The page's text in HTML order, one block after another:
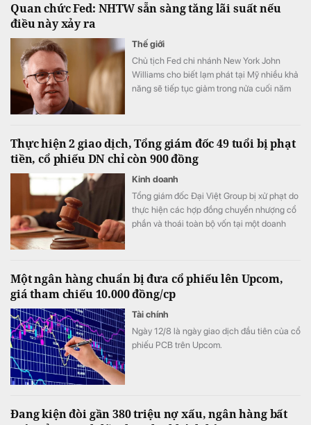
Quan chức Fed: NHTW sẵn sàng tăng lãi suất nếu
điều này xảy ra
Thế giới
Chủ tịch Fed chi nhánh New York John
Williams cho biết lạm phát tại Mỹ nhiều khả
năng sẽ tiếp tục giảm trong nửa cuối năm
Thực hiện 2 giao dịch, Tổng giám đốc 49 tuổi bị phạt
tiền, cổ phiếu DN chỉ còn 900 đồng
Kinh doanh
Tổng giám đốc Đại Việt Group bị xử phạt do
thực hiện các hợp đồng chuyển nhượng cổ
phần và thoái toàn bộ vốn tại một doanh
Một ngân hàng chuẩn bị đưa cổ phiếu lên Upcom,
giá tham chiếu 10.000 đồng/cp
Tài chính
Ngày 12/8 là ngày giao dịch đầu tiên của cổ
phiếu PCB trên Upcom.
Đang kiện đòi gần 380 triệu nợ xấu, ngân hàng bất